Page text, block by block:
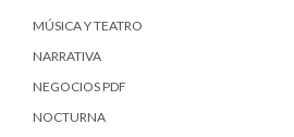
MÚSICA Y TEATRO
NARRATIVA
NEGOCIOS PDF
NOCTURNA